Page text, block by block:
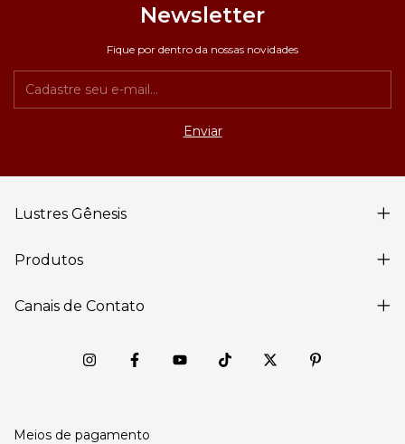
Newsletter
Fique por dentro da nossas novidades
Lustres Gênesis
Produtos
Canais de Contato
Meios de pagamento